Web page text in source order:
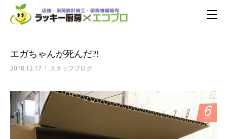
エガちゃんが死んだ?!
2018.12.17 スタッフブログ